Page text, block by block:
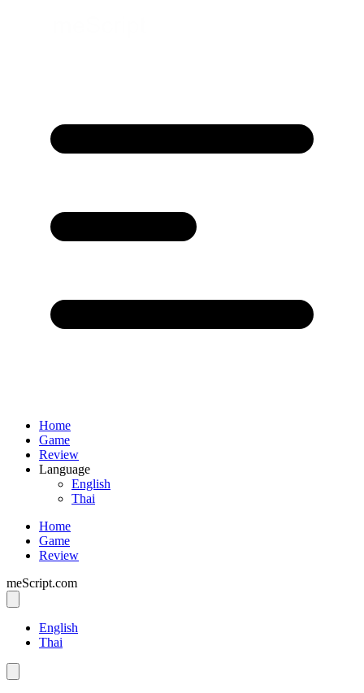
Home
Game
Review
Language
English
Thai
Home
Game
Review
meScript.com
English
Thai